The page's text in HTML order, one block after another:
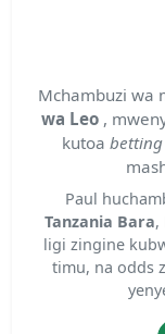
Mchambuzi wa
wa Leo ,
kutoa
Paul
Tanzania Bara,
ligi zingine
timu, na odds